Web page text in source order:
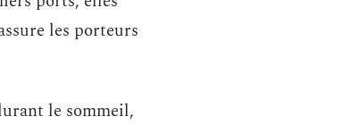
les porteurs
le sommeil,